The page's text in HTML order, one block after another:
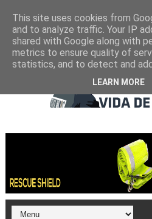
This site uses cookies from
and to analyze traffic. Your IP
shared with Google along with
metrics to ensure quality of
statistics, and to detect and
LEARN MORE